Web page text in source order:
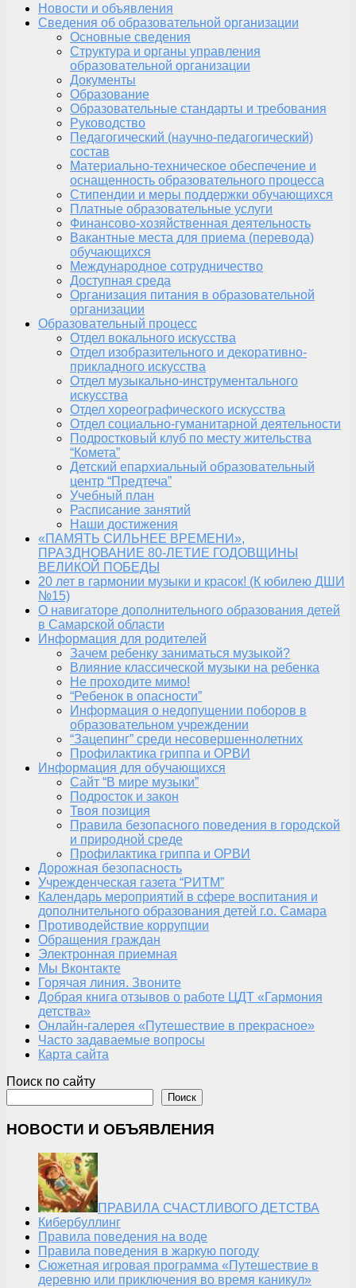
Новости и объявления
Сведения об образовательной организации
Основные сведения
Структура и органы управления
образовательной организации
Документы
Образование
Образовательные стандарты и требования
Руководство
Педагогический (научно-педагогический)
состав
Материально-техническое обеспечение и
оснащенность образовательного процесса
Стипендии и меры поддержки обучающихся
Платные образовательные услуги
Финансово-хозяйственная деятельность
Вакантные места для приема (перевода)
обучающихся
Международное сотрудничество
Доступная среда
Организация питания в образовательной
организации
Образовательный процесс
Отдел вокального искусства
Отдел изобразительного и декоративно-
прикладного искусства
Отдел музыкально-инструментального
искусства
Отдел хореографического искусства
Отдел социально-гуманитарной деятельности
Подростковый клуб по месту жительства
“Комета”
Детский епархиальный образовательный
центр “Предтеча”
Учебный план
Расписание занятий
Наши достижения
«ПАМЯТЬ СИЛЬНЕЕ ВРЕМЕНИ»,
ПРАЗДНОВАНИЕ 80-ЛЕТИЕ ГОДОВЩИНЫ
ВЕЛИКОЙ ПОБЕДЫ
20 лет в гармонии музыки и красок! (К юбилею ДШИ
№15)
О навигаторе дополнительного образования детей
в Самарской области
Информация для родителей
Зачем ребенку заниматься музыкой?
Влияние классической музыки на ребенка
Не проходите мимо!
“Ребенок в опасности”
Информация о недопущении поборов в
образовательном учреждении
“Зацепинг” среди несовершеннолетних
Профилактика гриппа и ОРВИ
Информация для обучающихся
Сайт “В мире музыки”
Подросток и закон
Твоя позиция
Правила безопасного поведения в городской
и природной среде
Профилактика гриппа и ОРВИ
Дорожная безопасность
Учрежденческая газета “РИТМ”
Календарь мероприятий в сфере воспитания и
дополнительного образования детей г.о. Самара
Противодействие коррупции
Обращения граждан
Электронная приемная
Мы Вконтакте
Горячая линия. Звоните
Добрая книга отзывов о работе ЦДТ «Гармония
детства»
Онлайн-галерея «Путешествие в прекрасное»
Часто задаваемые вопросы
Карта сайта
Поиск по сайту
Поиск
НОВОСТИ И ОБЪЯВЛЕНИЯ
ПРАВИЛА СЧАСТЛИВОГО ДЕТСТВА
Кибербуллинг
Правила поведения на воде
Правила поведения в жаркую погоду
Сюжетная игровая программа «Путешествие в
деревню или приключения во время каникул»